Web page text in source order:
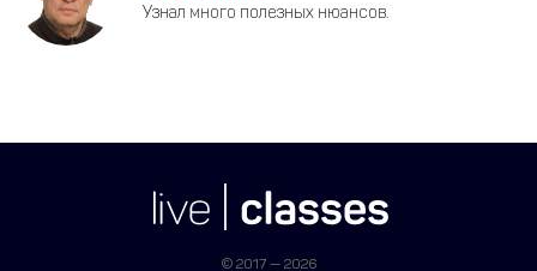
Узнал много полезных нюансов.
© 2017 — 2026